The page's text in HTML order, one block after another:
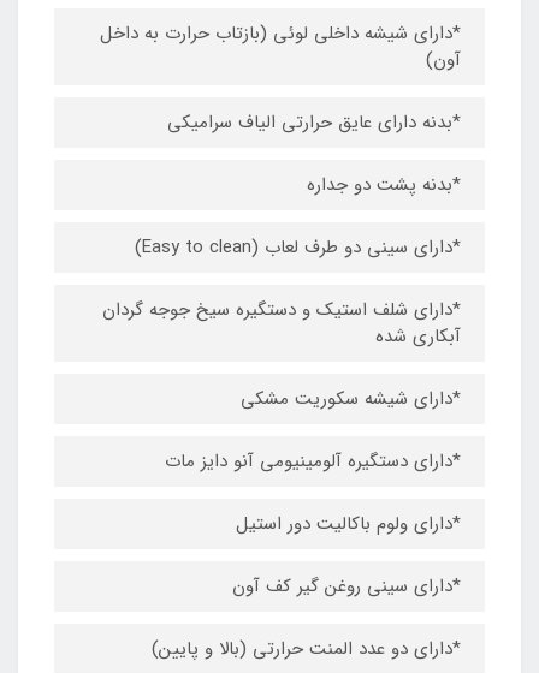
*دارای شیشه داخلی لوئی (بازتاب حرارت به داخل
آون)
*بدنه دارای عایق حرارتی الیاف سرامیکی
*بدنه پشت دو جداره
*دارای سینی دو طرف لعاب (Easy to clean)
*دارای شلف استیک و دستگیره سیخ جوجه گردان
آبکاری شده
*دارای شیشه سکوریت مشکی
*دارای دستگیره آلومینیومی آنو دایز مات
*دارای ولوم باکالیت دور استیل
*دارای سینی روغن گیر کف آون
*دارای دو عدد المنت حرارتی (بالا و پایین)